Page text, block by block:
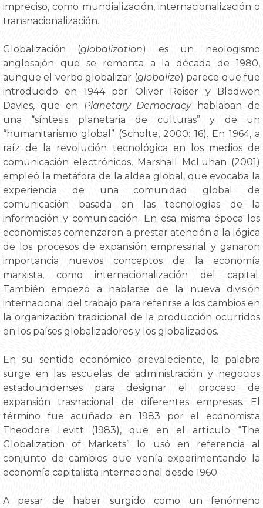
impreciso, como mundialización, internacionalización o
transnacionalización.
Globalización (globalization) es un neologismo
anglosajón que se remonta a la década de 1980,
aunque el verbo globalizar (globalize) parece que fue
introducido en 1944 por Oliver Reiser y Blodwen
Davies, que en Planetary Democracyhablaban de
una “síntesis planetaria de culturas” y de un
“humanitarismo global” (Scholte, 2000: 16). En 1964, a
raíz de la revolución tecnológica en los medios de
comunicación electrónicos, Marshall McLuhan (2001)
empleó la metáfora de la aldea global, que evocaba la
experiencia de una comunidad global de
comunicación basada en las tecnologías de la
información y comunicación. En esa misma época los
economistas comenzaron a prestar atención a la lógica
de los procesos de expansión empresarial y ganaron
importancia nuevos conceptos de la economía
marxista, como internacionalización del capital.
También empezó a hablarse de la nueva división
internacional del trabajo para referirse a los cambios en
la organización tradicional de la producción ocurridos
en los países globalizadores y los globalizados.
En su sentido económico prevaleciente, la palabra
surge en las escuelas de administración y negocios
estadounidenses para designar el proceso de
expansión trasnacional de diferentes empresas. El
término fue acuñado en 1983 por el economista
Theodore Levitt (1983), que en el artículo “The
Globalization of Markets” lo usó en referencia al
conjunto de cambios que venía experimentando la
economía capitalista internacional desde 1960.
A pesar de haber surgido como un fenómeno